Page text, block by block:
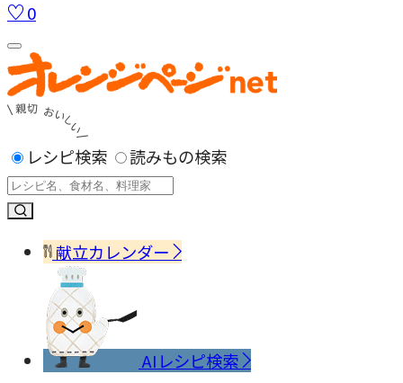
0
レシピ検索 読みもの検索
献立カレンダー
AIレシピ検索